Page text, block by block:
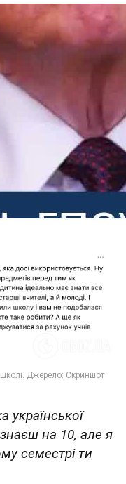
української
на 10, але я
семестрі ти